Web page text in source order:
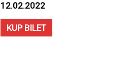
12.02.2022
KUP BILET